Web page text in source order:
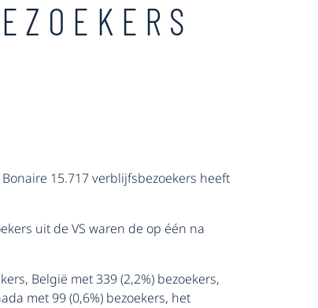
15.717 verblijfsbezoekers heeft
uit de VS waren de op één na
België met 339 (2,2%) bezoekers,
met 99 (0,6%) bezoekers, het